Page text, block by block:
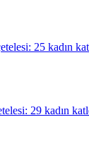
25 kadın
29 kadın